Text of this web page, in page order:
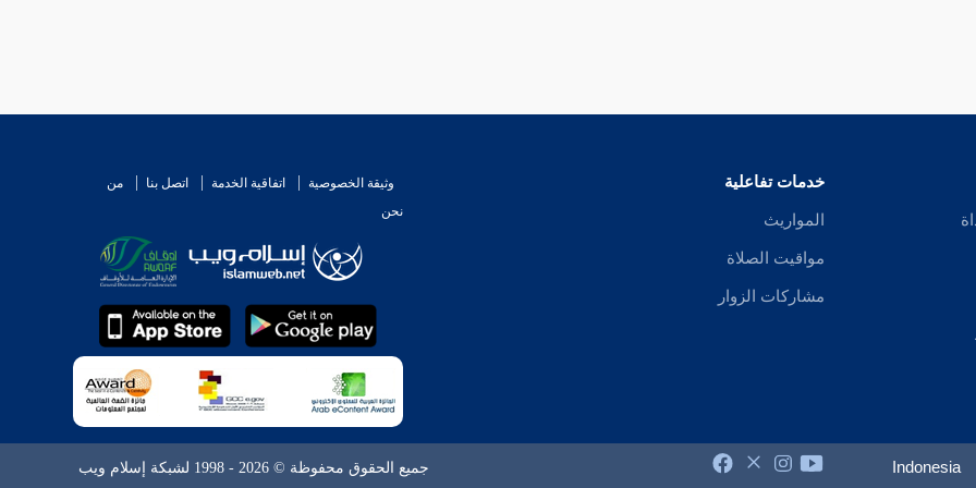
خدمات تفاعلية
المواريث
مواقيت الصلاة
مشاركات الزوار
وثيقة الخصوصية اتفاقية الخدمة اتصل بنا
من
نحن
Indonesia جميع الحقوق محفوظة © 2026 - 1998 لشبكة إسلام ويب